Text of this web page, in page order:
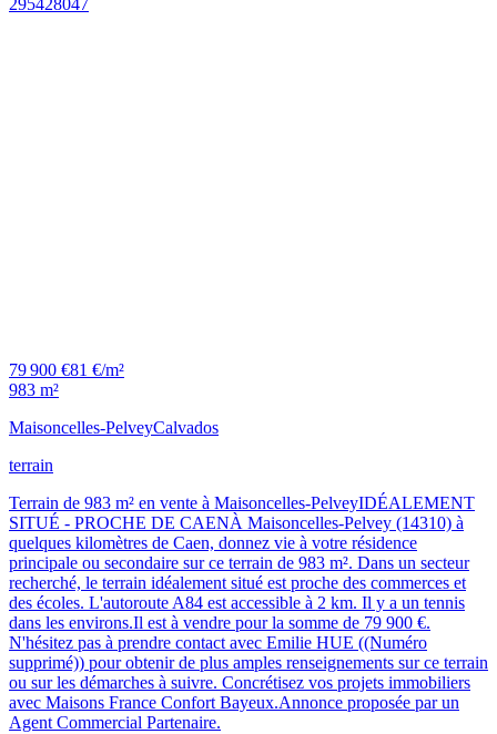
79 900 €81 €/m²
983 m²
Maisoncelles-PelveyCalvados
terrain
Terrain de 983 m² en vente à Maisoncelles-PelveyIDÉALEMENT
SITUÉ - PROCHE DE CAENÀ Maisoncelles-Pelvey (14310) à
quelques kilomètres de Caen, donnez vie à votre résidence
principale ou secondaire sur ce terrain de 983 m². Dans un secteur
recherché, le terrain idéalement situé est proche des commerces et
des écoles. L'autoroute A84 est accessible à 2 km. Il y a un tennis
dans les environs.Il est à vendre pour la somme de 79 900 €.
N'hésitez pas à prendre contact avec Emilie HUE ((Numéro
supprimé)) pour obtenir de plus amples renseignements sur ce terrain
ou sur les démarches à suivre. Concrétisez vos projets immobiliers
avec Maisons France Confort Bayeux.Annonce proposée par un
Agent Commercial Partenaire.